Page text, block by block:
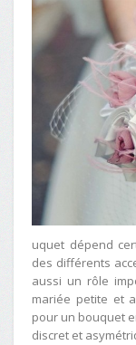
uquet dépend
des différents
aussi un rôle
mariée petite et
pour un bouquet
discret et